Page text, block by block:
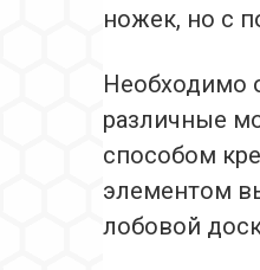
ножек, но с
Необходимо
различные
способом
элементом
лобовой